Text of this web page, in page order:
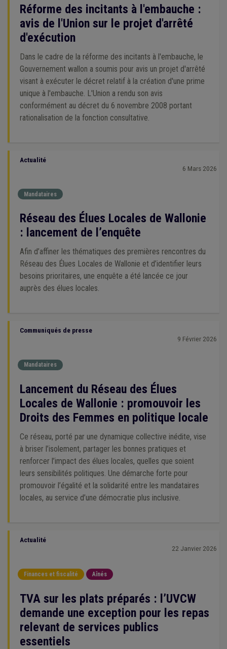
Réforme des incitants à l'embauche :
avis de l'Union sur le projet d'arrêté
d'exécution
Dans le cadre de la réforme des incitants à l'embauche, le
Gouvernement wallon a soumis pour avis un projet d'arrêté
visant à exécuter le décret relatif à la création d'une prime
unique à l'embauche. L'Union a rendu son avis
conformément au décret du 6 novembre 2008 portant
rationalisation de la fonction consultative.
Actualité
6 Mars 2026
Mandataires
Réseau des Élues Locales de Wallonie
: lancement de l’enquête
Afin d’affiner les thématiques des premières rencontres du
Réseau des Élues Locales de Wallonie et d’identifier leurs
besoins prioritaires, une enquête a été lancée ce jour
auprès des élues locales.
Communiqués de presse
9 Février 2026
Mandataires
Lancement du Réseau des Élues
Locales de Wallonie : promouvoir les
Droits des Femmes en politique locale
Ce réseau, porté par une dynamique collective inédite, vise
à briser l’isolement, partager les bonnes pratiques et
renforcer l’impact des élues locales, quelles que soient
leurs sensibilités politiques. Une démarche forte pour
promouvoir l’égalité et la solidarité entre les mandataires
locales, au service d’une démocratie plus inclusive.
Actualité
22 Janvier 2026
Finances et fiscalité Aînés
TVA sur les plats préparés : l’UVCW
demande une exception pour les repas
relevant de services publics
essentiels